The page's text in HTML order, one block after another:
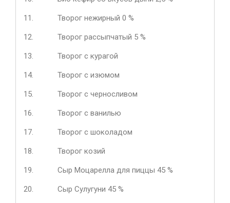
11. Творог нежирный 0 %
12. Творог рассыпчатый 5 %
13. Творог с курагой
14. Творог с изюмом
15. Творог с черносливом
16. Творог с ванилью
17. Творог с шоколадом
18. Творог козий
19. Сыр Моцарелла для пиццы 45 %
20. Сыр Сулугуни 45 %